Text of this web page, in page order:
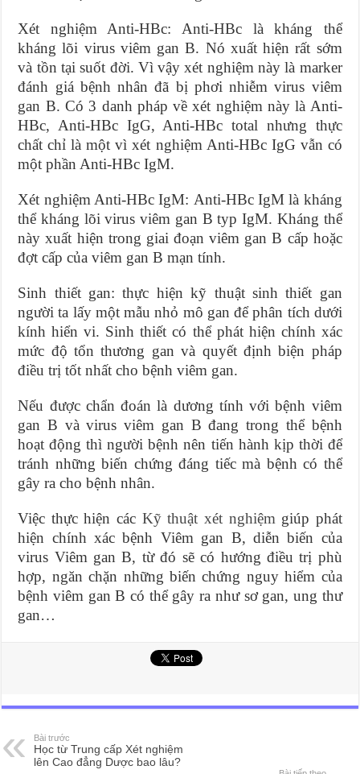
Xét nghiệm Anti-HBc: Anti-HBc là kháng thể
kháng lõi virus viêm gan B. Nó xuất hiện rất sớm
và tồn tại suốt đời. Vì vậy xét nghiệm này là marker
đánh giá bệnh nhân đã bị phơi nhiễm virus viêm
gan B. Có 3 danh pháp về xét nghiệm này là Anti-
HBc, Anti-HBc IgG, Anti-HBc total nhưng thực
chất chỉ là một vì xét nghiệm Anti-HBc IgG vẫn có
một phần Anti-HBc IgM.
Xét nghiệm Anti-HBc IgM: Anti-HBc IgM là kháng
thể kháng lõi virus viêm gan B typ IgM. Kháng thể
này xuất hiện trong giai đoạn viêm gan B cấp hoặc
đợt cấp của viêm gan B mạn tính.
Sinh thiết gan: thực hiện kỹ thuật sinh thiết gan
người ta lấy một mẫu nhỏ mô gan để phân tích dưới
kính hiển vi. Sinh thiết có thể phát hiện chính xác
mức độ tổn thương gan và quyết định biện pháp
điều trị tốt nhất cho bệnh viêm gan.
Nếu được chẩn đoán là dương tính với bệnh viêm
gan B và virus viêm gan B đang trong thể bệnh
hoạt động thì người bệnh nên tiến hành kịp thời để
tránh những biến chứng đáng tiếc mà bệnh có thể
gây ra cho bệnh nhân.
Việc thực hiện các Kỹ thuật xét nghiệm giúp phát
hiện chính xác bệnh Viêm gan B, diễn biến của
virus Viêm gan B, từ đó sẽ có hướng điều trị phù
hợp, ngăn chặn những biến chứng nguy hiểm của
bệnh viêm gan B có thể gây ra như sơ gan, ung thư
gan…
Bài trước
Học từ Trung cấp Xét nghiệm
lên Cao đẳng Dược bao lâu?